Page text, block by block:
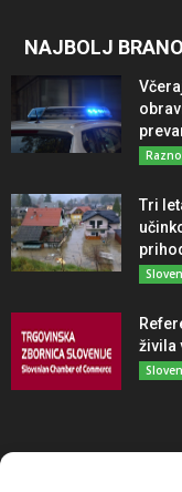
NAJBOLJ BRANO
Razno
Tri
živila
NAJBOLJ